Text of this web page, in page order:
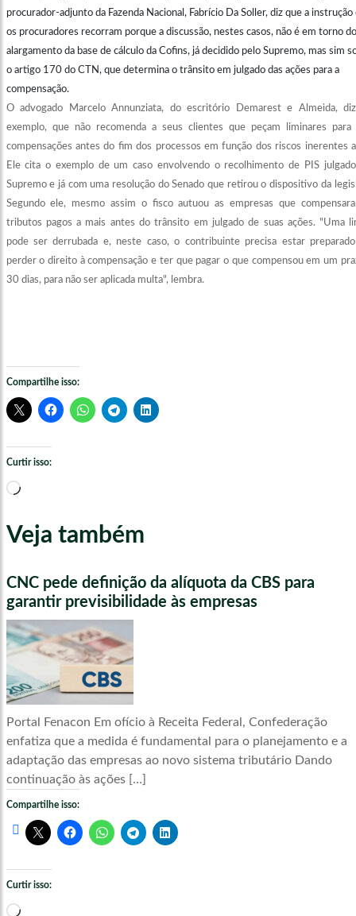
procurador-adjunto da Fazenda Nacional, Fabrício Da Soller, diz que a instrução
os procuradores recorram porque a discussão, nestes casos, não é em torno do
alargamento da base de cálculo da Cofins, já decidido pelo Supremo, mas sim
o artigo 170 do CTN, que determina o trânsito em julgado das ações para a
compensação.
O advogado Marcelo Annunziata, do escritório Demarest e Almeida,
exemplo, que não recomenda a seus clientes que peçam liminares para
compensações antes do fim dos processos em função dos riscos inerentes
Ele cita o exemplo de um caso envolvendo o recolhimento de PIS
Supremo e já com uma resolução do Senado que retirou o dispositivo da
Segundo ele, mesmo assim o fisco autuou as empresas que
tributos pagos a mais antes do trânsito em julgado de suas ações. "Uma
pode ser derrubada e, neste caso, o contribuinte precisa estar
perder o direito à compensação e ter que pagar o que compensou em um
30 dias, para não ser aplicada multa", lembra.
Compartilhe isso:
Curtir isso:
Carregando...
Veja também
CNC pede definição da alíquota da CBS para
garantir previsibilidade às empresas
Portal Fenacon Em ofício à Receita Federal, Confederação
enfatiza que a medida é fundamental para o planejamento e a
adaptação das empresas ao novo sistema tributário Dando
continuação às ações […]
Compartilhe isso:
Curtir isso:
Carregando...